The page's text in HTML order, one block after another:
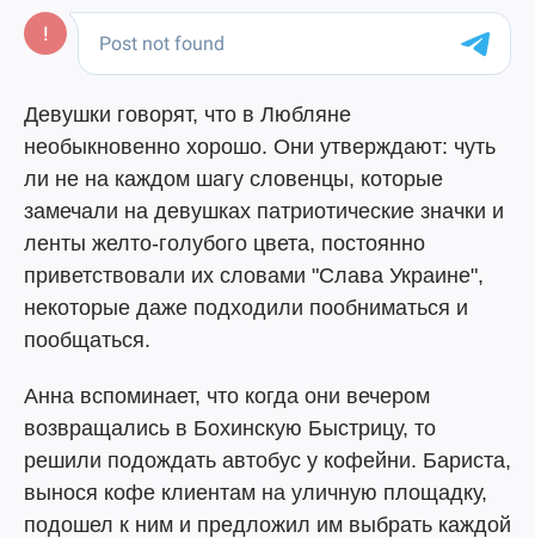
Девушки говорят, что в Любляне
необыкновенно хорошо. Они утверждают: чуть
ли не на каждом шагу словенцы, которые
замечали на девушках патриотические значки и
ленты желто-голубого цвета, постоянно
приветствовали их словами "Слава Украине",
некоторые даже подходили пообниматься и
пообщаться.
Анна вспоминает, что когда они вечером
возвращались в Бохинскую Быстрицу, то
решили подождать автобус у кофейни. Бариста,
вынося кофе клиентам на уличную площадку,
подошел к ним и предложил им выбрать каждой